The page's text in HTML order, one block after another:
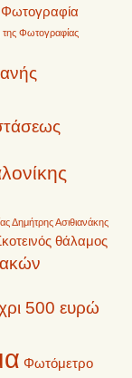
Φωτογραφίας
Δημήτρης Ασιθιανάκης
θάλαμος
500 ευρώ
Φωτόμετρο